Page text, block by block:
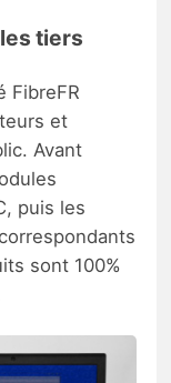
tiers
FibreFR
et
Avant
puis les
sont 100%